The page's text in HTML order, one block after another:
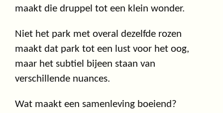
maakt die druppel tot een klein wonder.
Niet het park met overal dezelfde rozen
maakt dat park tot een lust voor het oog,
maar het subtiel bijeen staan van
verschillende nuances.
Wat maakt een samenleving boeiend?